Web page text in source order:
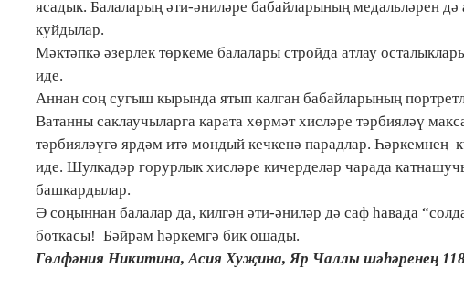
ясадык. Балаларың әти-әниләре бабайларының медальләрен дә
куйдылар.
Мәктәпкә әзерлек төркеме балалары стройда атлау
иде.
Аннан соң сугыш кырында ятып калган бабайларының
Ватанны саклаучыларга карата хөрмәт хисләре тәрбияләү
тәрбияләүгә ярдәм итә мондый кечкенә парадлар. Һәркемнең
иде. Шулкадәр горурлык хисләре кичерделәр чарада
башкардылар.
Ә соңыннан балалар да, килгән әти-әниләр дә саф һавада
боткасы! Бәйрәм һәркемгә бик ошады.
Гөлфәния Никитина, Асия Хуҗина, Яр Чаллы шәһәренең